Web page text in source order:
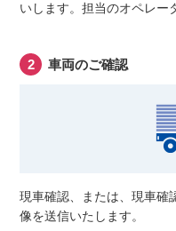
いします。担当のオペレー
車両のご確認
現車確認、または、現車確
像を送信いたします。